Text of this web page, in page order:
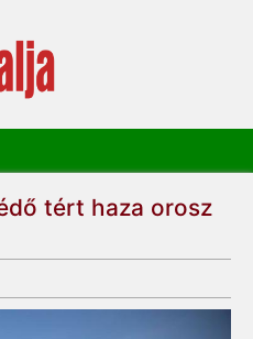
tért haza orosz